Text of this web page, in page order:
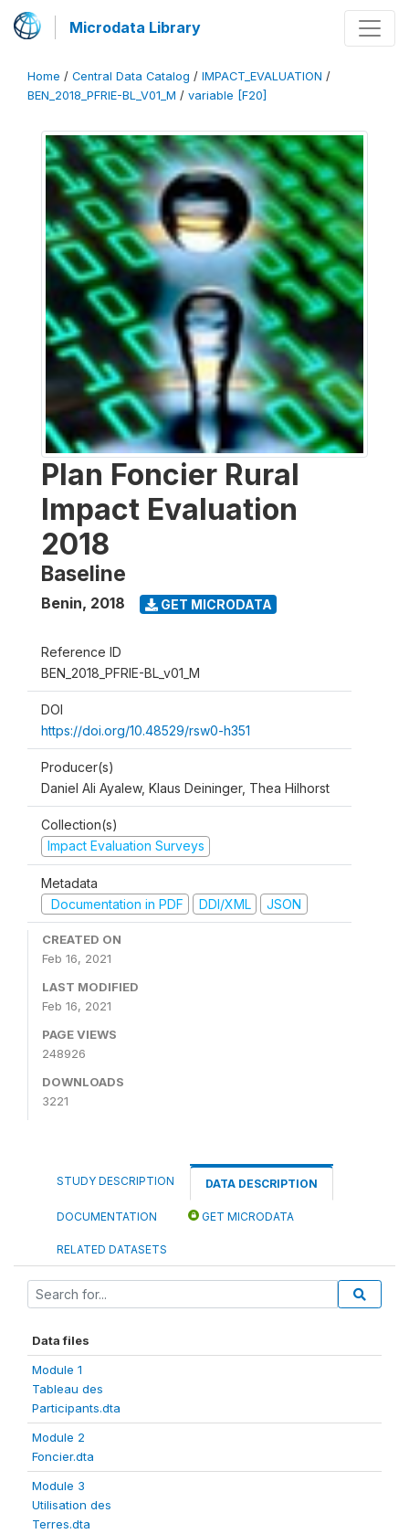
Microdata Library
Home / Central Data Catalog / IMPACT_EVALUATION /
BEN_2018_PFRIE-BL_V01_M / variable [F20]
Plan Foncier Rural
Impact Evaluation
2018
Baseline
Benin, 2018 GET MICRODATA
Reference ID
BEN_2018_PFRIE-BL_v01_M
DOI
https://doi.org/10.48529/rsw0-h351
Producer(s)
Daniel Ali Ayalew, Klaus Deininger, Thea Hilhorst
Collection(s)
Impact Evaluation Surveys
Metadata
Documentation in PDF
DDI/XML JSON
CREATED ON
Feb 16, 2021
LAST MODIFIED
Feb 16, 2021
PAGE VIEWS
248926
DOWNLOADS
3221
STUDY DESCRIPTION DATA DESCRIPTION
DOCUMENTATION GET MICRODATA
RELATED DATASETS
Data files
Module 1
Tableau des
Participants.dta
Module 2
Foncier.dta
Module 3
Utilisation des
Terres.dta